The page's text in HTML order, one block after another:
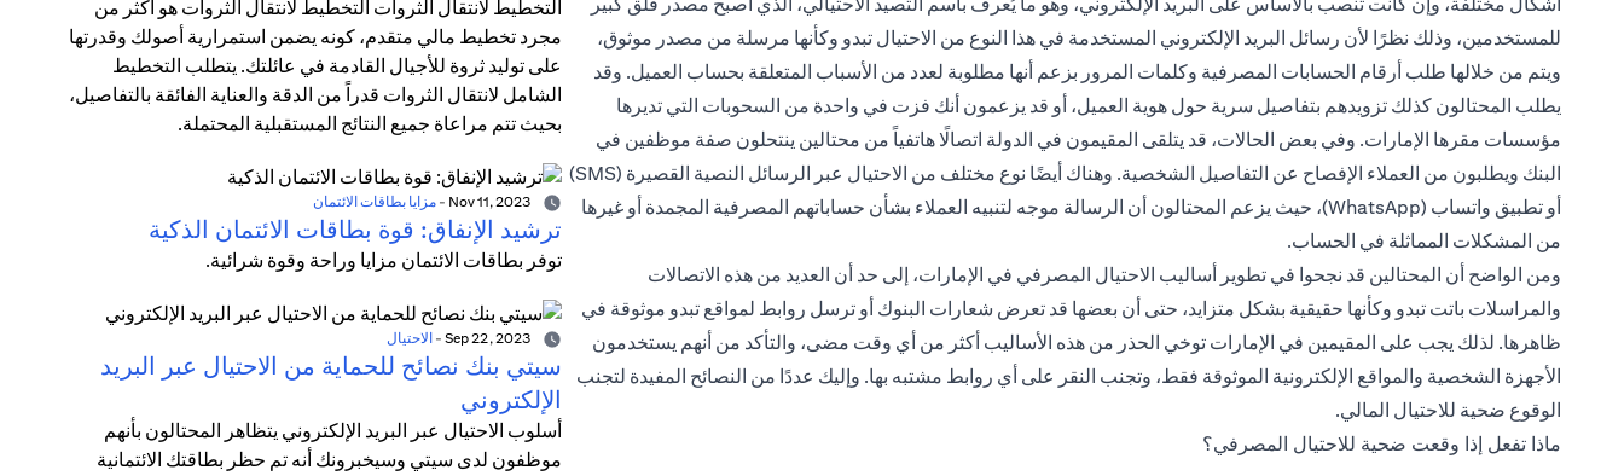
للمستخدمين، وذلك نظرًا لأن رسائل البريد الإلكتروني المستخدمة في هذا النوع من الاحتيال تبدو وكأنها مرسلة من مصدر موثوق،
ويتم من خلالها طلب أرقام الحسابات المصرفية وكلمات المرور بزعم أنها مطلوبة لعدد من الأسباب المتعلقة بحساب العميل. وقد
يطلب المحتالون كذلك تزويدهم بتفاصيل سرية حول هوية العميل، أو قد يزعمون أنك فزت في واحدة من السحوبات التي تديرها
مؤسسات مقرها الإمارات. وفي بعض الحالات، قد يتلقى المقيمون في الدولة اتصالًا هاتفياً من محتالين ينتحلون صفة موظفين في
البنك ويطلبون من العملاء الإفصاح عن التفاصيل الشخصية. وهناك أيضًا نوع مختلف من الاحتيال عبر الرسائل النصية القصيرة (SMS)
أو تطبيق واتساب (WhatsApp)، حيث يزعم المحتالون أن الرسالة موجه لتنبيه العملاء بشأن حساباتهم المصرفية المجمدة أو غيرها
من المشكلات المماثلة في الحساب.
ومن الواضح أن المحتالين قد نجحوا في تطوير أساليب الاحتيال المصرفي في الإمارات، إلى حد أن العديد من هذه الاتصالات
والمراسلات باتت تبدو وكأنها حقيقية بشكل متزايد، حتى أن بعضها قد تعرض شعارات البنوك أو ترسل روابط لمواقع تبدو موثوقة في
ظاهرها. لذلك يجب على المقيمين في الإمارات توخي الحذر من هذه الأساليب أكثر من أي وقت مضى، والتأكد من أنهم يستخدمون
الأجهزة الشخصية والمواقع الإلكترونية الموثوقة فقط، وتجنب النقر على أي روابط مشتبه بها. وإليك عددًا من النصائح المفيدة لتجنب
الوقوع ضحية للاحتيال المالي.
ماذا تفعل إذا وقعت ضحية للاحتيال المصرفي؟
التخطيط لانتقال الثروات التخطيط لانتقال الثروات هو أكثر من
مجرد تخطيط مالي متقدم، كونه يضمن استمرارية أصولك وقدرتها
على توليد ثروة للأجيال القادمة في عائلتك. يتطلب التخطيط
الشامل لانتقال الثروات قدراً من الدقة والعناية الفائقة بالتفاصيل،
بحيث تتم مراعاة جميع النتائج المستقبلية المحتملة.
- مزايا بطاقات الائتمان
ترشيد الإنفاق: قوة بطاقات الائتمان الذكية
توفر بطاقات الائتمان مزايا وراحة وقوة شرائية.
- الاحتيال
سيتي بنك نصائح للحماية من الاحتيال عبر البريد
الإلكتروني
أسلوب الاحتيال عبر البريد الإلكتروني يتظاهر المحتالون بأنهم
موظفون لدى سيتي وسيخبرونك أنه تم حظر بطاقتك الائتمانية